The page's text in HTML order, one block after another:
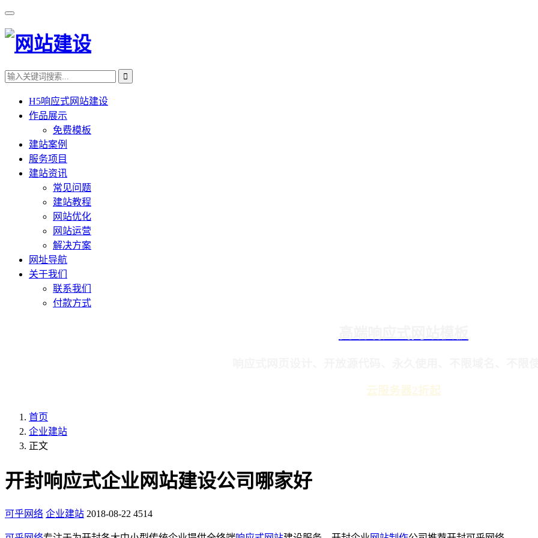
H5响应式网站建设
作品展示
免费模板
建站案例
服务项目
建站资讯
常见问题
建站教程
网站优化
网站运营
解决方案
网址导航
关于我们
联系我们
付款方式
云服务器2折起
首页
企业建站
正文
开封响应式企业网站建设公司哪家好
可乎网络 企业建站 2018-08-22 4514